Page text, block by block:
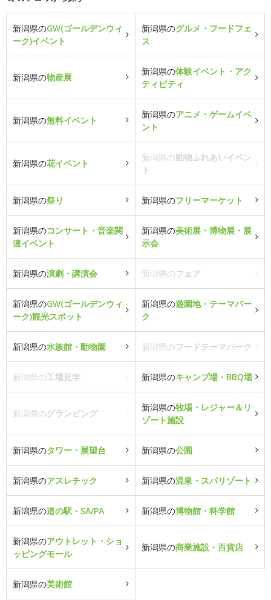
新潟県のGW(ゴールデンウィ
ーク)イベント
新潟県のグルメ・フードフェ
ス
新潟県の物産展
新潟県の体験イベント・アク
ティビティ
新潟県の無料イベント
新潟県のアニメ・ゲームイベ
ント
新潟県の花イベント
新潟県の動物ふれあいイベン
ト
新潟県の祭り 新潟県のフリーマーケット
新潟県のコンサート・音楽関
連イベント
新潟県の美術展・博物展・展
示会
新潟県の演劇・講演会 新潟県のフェア
新潟県のGW(ゴールデンウィ
ーク)観光スポット
新潟県の遊園地・テーマパー
ク
新潟県の水族館・動物園 新潟県のフードテーマパーク
新潟県の工場見学 新潟県のキャンプ場・BBQ場
新潟県のグランピング
新潟県の牧場・レジャー＆リ
ゾート施設
新潟県のタワー・展望台 新潟県の公園
新潟県のアスレチック 新潟県の温泉・スパリゾート
新潟県の道の駅・SA/PA 新潟県の博物館・科学館
新潟県のアウトレット・ショ
ッピングモール
新潟県の商業施設・百貨店
新潟県の美術館